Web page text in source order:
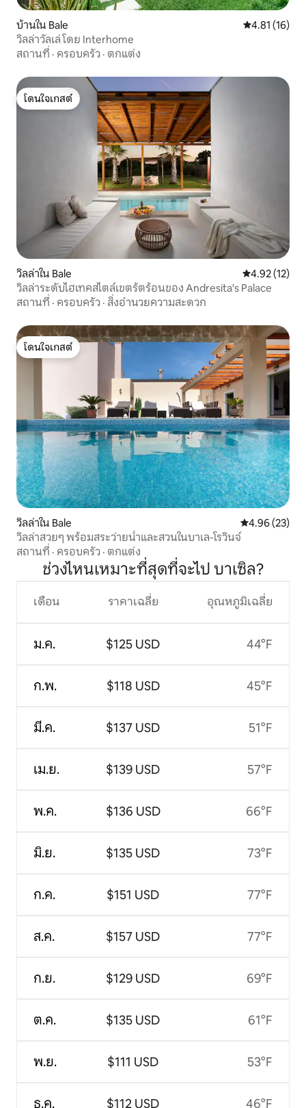
บ้านใน Bale คะแนนเฉลี่ย
4.81 (16)
วิลล่าวัลเล่ โดย Interhome
สถานที่ · ครอบครัว · ตกแต่ง
โดนใจเกสต์
โดนใจเกสต์
วิลล่าใน Bale คะแนนเฉลี่ย
4.92 (12)
วิลล่าระดับไฮเทคสไตล์เขตร้ตร้อนของ Andresita's Palace
สถานที่ · ครอบครัว · สิ่งอำนวยความสะดวก
โดนใจเกสต์
โดนใจเกสต์
วิลล่าใน Bale คะแนนเฉลี่ย
4.96 (23)
วิลล่าสวยๆ พร้อมสระว่ายน้ำและสวนในบาเล-โรวินจ์
สถานที่ · ครอบครัว · ตกแต่ง
ช่วงไหนเหมาะที่สุดที่จะไป บาเซิล?
เดือน
ม.ค.
ก.พ.
มี.ค.
เม.ย.
พ.ค.
มิ.ย.
ก.ค.
ส.ค.
ก.ย.
ต.ค.
พ.ย.
ธ.ค.
ราคาเฉลี่ย
$125 USD
$118 USD
$137 USD
$139 USD
$136 USD
$135 USD
$151 USD
$157 USD
$129 USD
$135 USD
$111 USD
$112 USD
อุณหภูมิเฉลี่ย
44°F
45°F
51°F
57°F
66°F
73°F
77°F
77°F
69°F
61°F
53°F
46°F